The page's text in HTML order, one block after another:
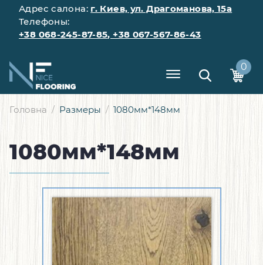
Адрес салона: г. Киев, ул. Драгоманова, 15а
Телефоны:
+38 068-245-87-85, +38 067-567-86-43
0
Головна Размеры 1080мм*148мм
1080мм*148мм